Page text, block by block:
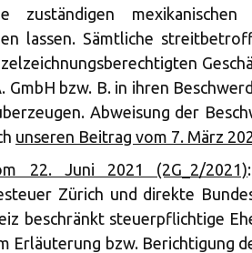
zuständigen
lassen. Sämtliche
GmbH bzw. B. in ihren
Abweisung der
unseren Beitrag vom 7. März
22. Juni 2021 (2G_2/2021)
Zürich und direkte
beschränkt steuerpflichtige
Erläuterung bzw. Berichtigung